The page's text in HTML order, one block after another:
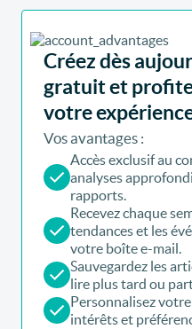
Créez dès
gratuit et
votre
Vos avantages :
Accès exclusif au
analyses
rapports.
Recevez chaque
tendances et les
votre boîte e-mail.
Sauvegardez les
lire plus tard ou
Personnalisez
intérêts et